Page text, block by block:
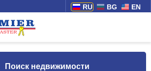
RU BG EN
Поиск недвижимости